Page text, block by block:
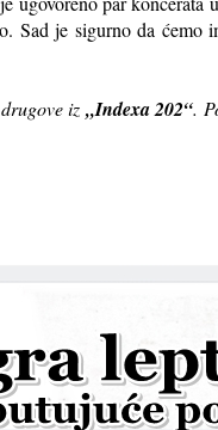
Sad je sigurno da ćemo
iz „Indexa 202“.